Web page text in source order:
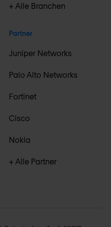
+ Alle Branchen
Partner
Juniper Networks
Palo Alto Networks
Fortinet
Cisco
Nokia
+ Alle Partner